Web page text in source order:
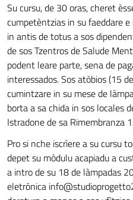
Su cursu, de 30 oras, cheret
cumpetèntzias in su faeddare
in antis de totus a sos
de sos Tzentros de Salude
podent leare parte, sena de
interessados. Sos atòbios (15
cumintzare in su mese de
borta a sa chida in sos locales
Istradone de sa Rimembranza
Pro si nche iscrìere a su cursu
depet su mòdulu acapiadu a
a intro de su 18 de làmpadas
eletrònica